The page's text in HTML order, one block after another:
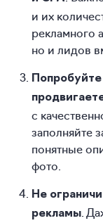
и их
рекламного
но и лидов
Попробуйте
с
заполняйте
понятные
фото.
Не
рекламы .